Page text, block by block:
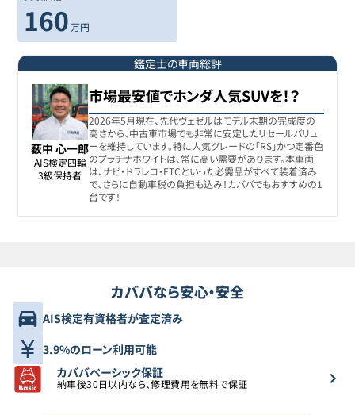
160 万円
鑑定士の車両総評
薮中 心一郎
AIS検定四輪
3級保持者
市場最安値でホンダ人気SUVを！？
2026年5月現在、先代ヴェゼルはモデル末期の完成度の
高さから、中古車市場でも非常に安定したリセールバリュ
ーを維持しています。特に人気グレードの「RS」かつ定番色
のプラチナホワイトは、常に高い需要があります。本車両
は、ナビ・ドラレコ・ETCといった必需品がすべて装着済み
で、さらに自動車税の負担も込み！カババでもおすすめの1
台です！
カババなら安心・安全
AIS検定有資格者が査定済み
3.9%のローン利用可能
カババベーシック保証
納車後30日以内なら、修理費用を無料で保証